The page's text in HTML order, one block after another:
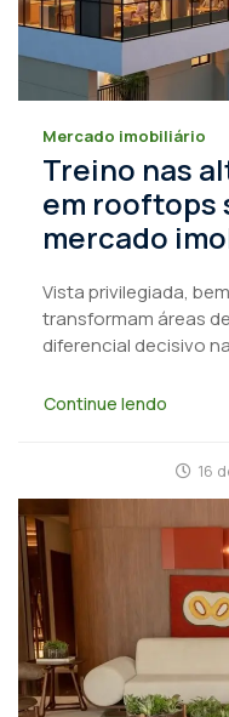
Mercado imobiliário
Treino nas
em rooftops
mercado
Vista privilegiada,
transformam áreas
diferencial decisivo
Continue lendo
16